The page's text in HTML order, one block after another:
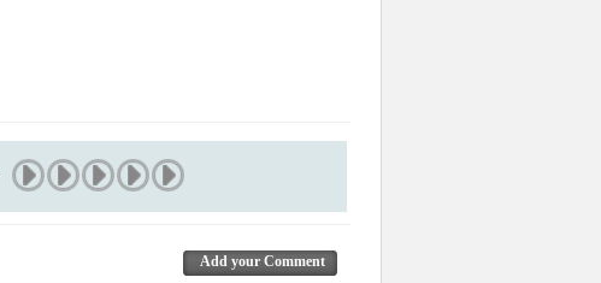
Add your Comment